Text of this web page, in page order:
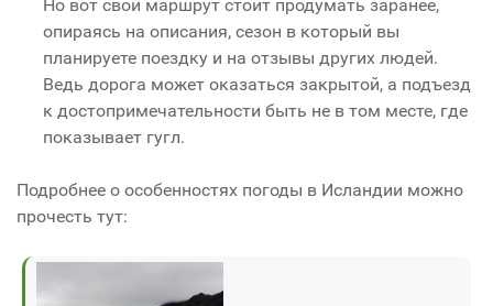
Но вот свой маршрут стоит продумать заранее,
опираясь на описания, сезон в который вы
планируете поездку и на отзывы других людей.
Ведь дорога может оказаться закрытой, а подъезд
к достопримечательности быть не в том месте, где
показывает гугл.
Подробнее о особенностях погоды в Исландии можно
прочесть тут: